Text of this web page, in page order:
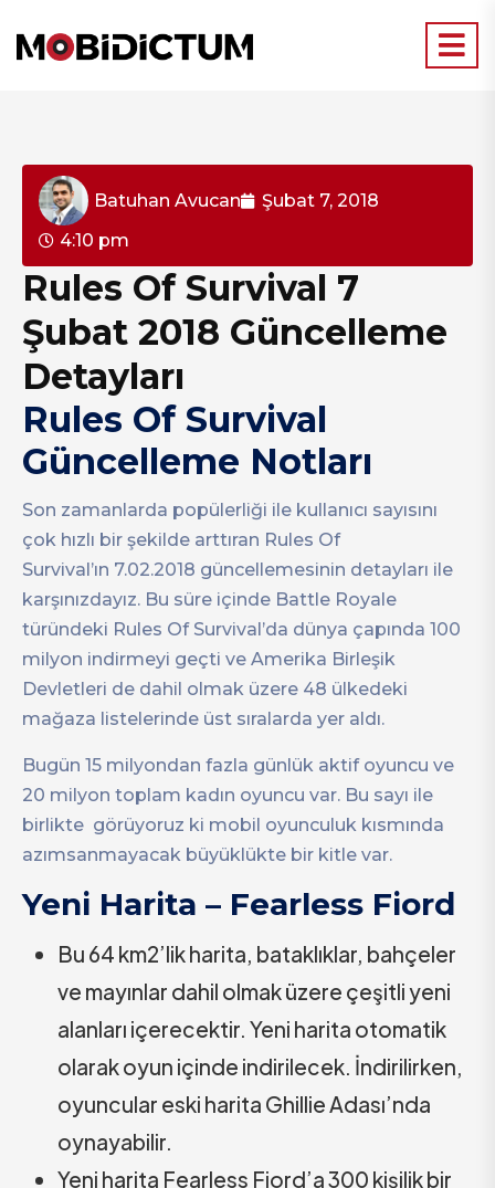
Batuhan Avucan
Şubat 7, 2018
4:10 pm
Rules Of Survival 7
Şubat 2018 Güncelleme
Detayları
Rules Of Survival
Güncelleme Notları
Son zamanlarda popülerliği ile kullanıcı sayısını
çok hızlı bir şekilde arttıran Rules Of
Survival’ın 7.02.2018 güncellemesinin detayları ile
karşınızdayız. Bu süre içinde Battle Royale
türündeki Rules Of Survival’da dünya çapında 100
milyon indirmeyi geçti ve Amerika Birleşik
Devletleri de dahil olmak üzere 48 ülkedeki
mağaza listelerinde üst sıralarda yer aldı.
Bugün 15 milyondan fazla günlük aktif oyuncu ve
20 milyon toplam kadın oyuncu var. Bu sayı ile
birlikte görüyoruz ki mobil oyunculuk kısmında
azımsanmayacak büyüklükte bir kitle var.
Yeni Harita – Fearless Fiord
Bu 64 km2’lik harita, bataklıklar, bahçeler
ve mayınlar dahil olmak üzere çeşitli yeni
alanları içerecektir. Yeni harita otomatik
olarak oyun içinde indirilecek. İndirilirken,
oyuncular eski harita Ghillie Adası’nda
oynayabilir.
Yeni harita Fearless Fiord’a 300 kişilik bir